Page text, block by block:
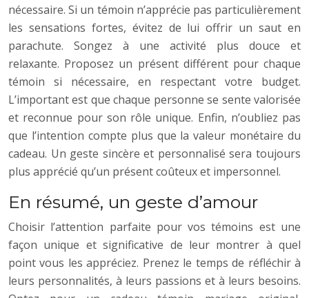
nécessaire. Si un témoin n’apprécie pas particulièrement
les sensations fortes, évitez de lui offrir un saut en
parachute. Songez à une activité plus douce et
relaxante. Proposez un présent différent pour chaque
témoin si nécessaire, en respectant votre budget.
L’important est que chaque personne se sente valorisée
et reconnue pour son rôle unique. Enfin, n’oubliez pas
que l’intention compte plus que la valeur monétaire du
cadeau. Un geste sincère et personnalisé sera toujours
plus apprécié qu’un présent coûteux et impersonnel.
En résumé, un geste d’amour
Choisir l’attention parfaite pour vos témoins est une
façon unique et significative de leur montrer à quel
point vous les appréciez. Prenez le temps de réfléchir à
leurs personnalités, à leurs passions et à leurs besoins.